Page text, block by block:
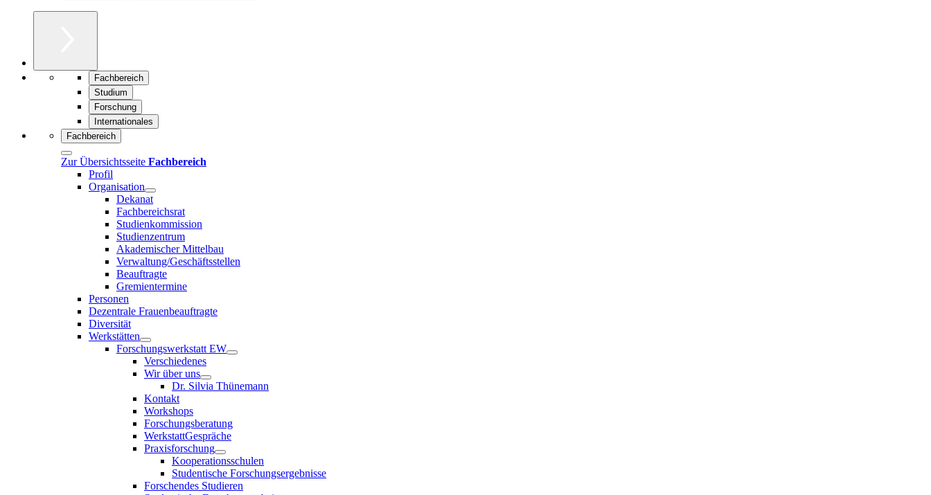
Fachbereich
Studium
Forschung
Internationales
Fachbereich
Zur Übersichtsseite Fachbereich
Profil
Organisation
Dekanat
Fachbereichsrat
Studienkommission
Studienzentrum
Akademischer Mittelbau
Verwaltung/Geschäftsstellen
Beauftragte
Gremientermine
Personen
Dezentrale Frauenbeauftragte
Diversität
Werkstätten
Forschungswerkstatt EW
Verschiedenes
Wir über uns
Dr. Silvia Thünemann
Kontakt
Workshops
Forschungsberatung
WerkstattGespräche
Praxisforschung
Kooperationsschulen
Studentische Forschungsergebnisse
Forschendes Studieren